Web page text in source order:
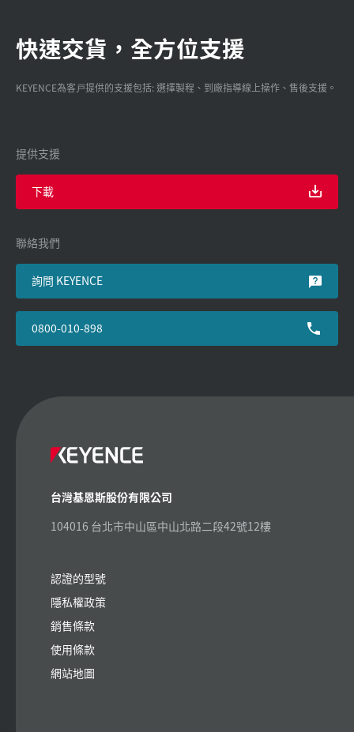
快速交貨，全方位支援
KEYENCE為客戸提供的支援包括: 選擇製程、到廠指導線上操作、售後支援。
提供支援
下載
聯絡我們
詢問 KEYENCE
0800-010-898
台灣基恩斯股份有限公司
104016 台北市中山區中山北路二段42號12樓
認證的型號
隱私權政策
銷售條款
使用條款
網站地圖